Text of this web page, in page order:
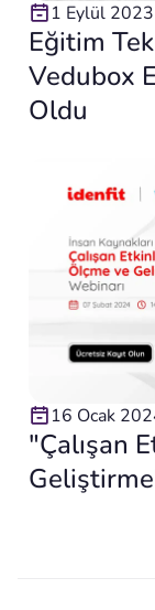
1 Eylül 2023
Eğitim
Vedubox
Oldu
16 Ocak
"Çalışan